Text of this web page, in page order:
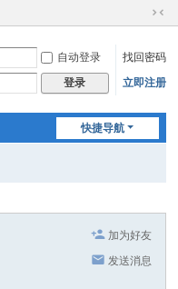
切
到
窄
自动登录
找回密码
登录 立即注册
快捷导航
加为好友
发送消息